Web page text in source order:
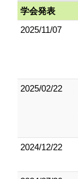
学会発表
2025/11/07
2025/02/22
2024/12/22